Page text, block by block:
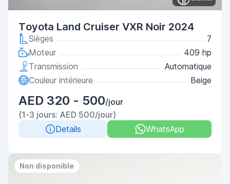
Toyota Land Cruiser VXR Noir 2024
Sièges
7
Moteur
409 hp
Transmission
Automatique
Couleur intérieure
Beige
AED 320 - 500/jour
(1-3 jours: AED 500/jour)
Details
WhatsApp
Non disponible